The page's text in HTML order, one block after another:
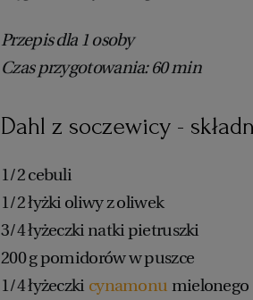
Przepis dla 1 osoby
Czas przygotowania: 60 min
Dahl z soczewicy -
1/2 cebuli
1/2 łyżki oliwy z oliwek
3/4 łyżeczki natki pietruszki
200 g pomidorów w puszce
1/4 łyżeczki cynamonu mielonego